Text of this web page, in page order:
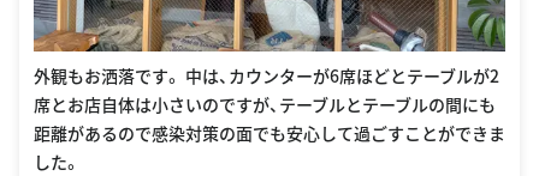
外観もお洒落です。 中は、カウンターが6席ほどとテーブルが2
席とお店自体は小さいのですが、テーブルとテーブルの間にも
距離があるので感染対策の面でも安心して過ごすことができま
した。